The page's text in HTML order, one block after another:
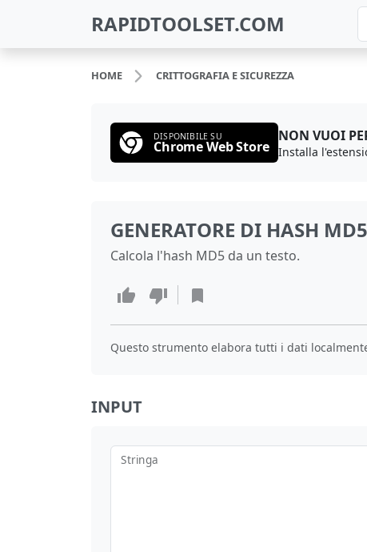
RAPIDTOOLSET.COM
HOME CRITTOGRAFIA E SICUREZZA
DISPONIBILE SU
Chrome Web Store
NON VUOI
GENERATORE DI HASH MD5
Calcola l'hash MD5 da un testo.
Questo strumento elabora tutti i dati
INPUT
Stringa